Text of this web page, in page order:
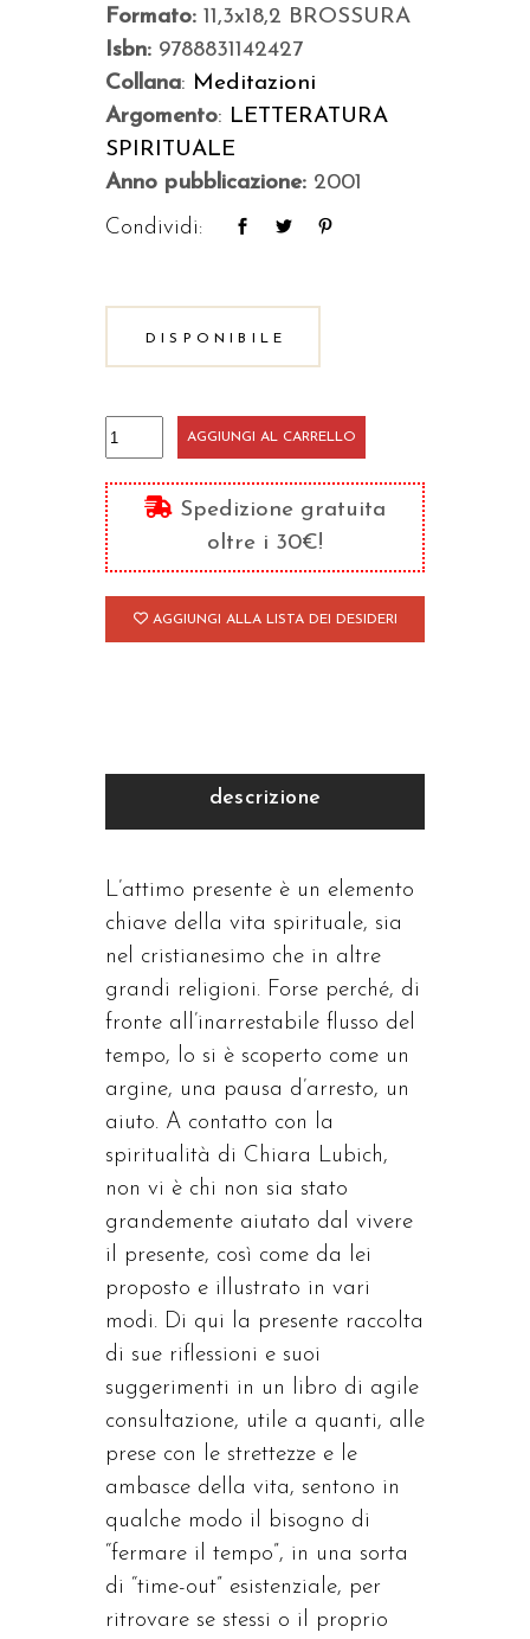
Formato: 11,3x18,2 BROSSURA
Isbn: 9788831142427
Collana: Meditazioni
Argomento: LETTERATURA
SPIRITUALE
Anno pubblicazione: 2001
Condividi:
DISPONIBILE
Ogni
momento
è
un
dono
quantità
AGGIUNGI AL CARRELLO
Spedizione gratuita
oltre i 30€!
AGGIUNGI ALLA LISTA DEI DESIDERI
descrizione
L’attimo presente è un elemento
chiave della vita spirituale, sia
nel cristianesimo che in altre
grandi religioni. Forse perché, di
fronte all’inarrestabile flusso del
tempo, lo si è scoperto come un
argine, una pausa d’arresto, un
aiuto. A contatto con la
spiritualità di Chiara Lubich,
non vi è chi non sia stato
grandemente aiutato dal vivere
il presente, così come da lei
proposto e illustrato in vari
modi. Di qui la presente raccolta
di sue riflessioni e suoi
suggerimenti in un libro di agile
consultazione, utile a quanti, alle
prese con le strettezze e le
ambasce della vita, sentono in
qualche modo il bisogno di
“fermare il tempo”, in una sorta
di “time-out” esistenziale, per
ritrovare se stessi o il proprio